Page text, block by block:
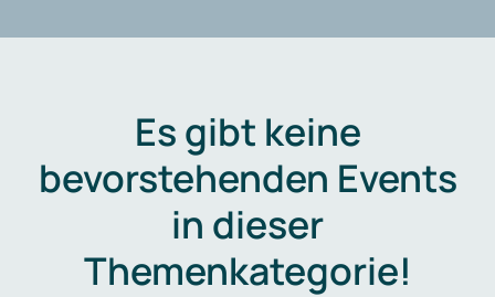
Es gibt keine
bevorstehenden Events
in dieser
Themenkategorie!